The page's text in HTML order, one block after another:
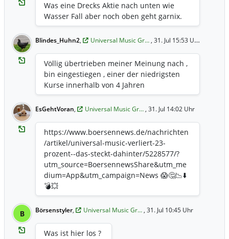
Was eine Drecks Aktie nach unten wie
Wasser Fall aber noch oben geht garnix.
Blindes_Huhn2, Universal Music Gr… , 31. Jul 15:53 Uhr
Völlig übertrieben meiner Meinung nach ,
bin eingestiegen , einer der niedrigsten
Kurse innerhalb von 4 Jahren
EsGehtVoran, Universal Music Gr… , 31. Jul 14:02 Uhr
https://www.boersennews.de/nachrichten
/artikel/universal-music-verliert-23-
prozent--das-steckt-dahinter/5228577/?
utm_source=BoersennewsShare&utm_me
dium=App&utm_campaign=News 😱🤔📉⬇️
💣💥
B Börsenstyler, Universal Music Gr… , 31. Jul 10:45 Uhr
Was ist hier los ?